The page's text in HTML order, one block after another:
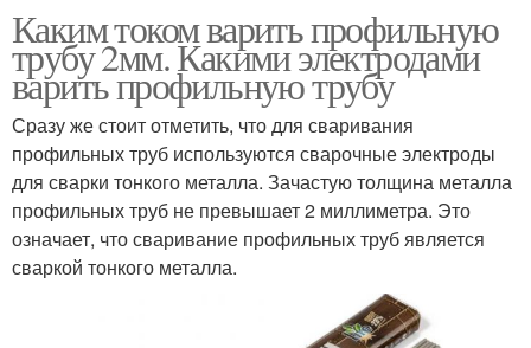
Каким током варить профильную
трубу 2мм. Какими электродами
варить профильную трубу
Сразу же стоит отметить, что для сваривания
профильных труб используются сварочные электроды
для сварки тонкого металла. Зачастую толщина металла
профильных труб не превышает 2 миллиметра. Это
означает, что сваривание профильных труб является
сваркой тонкого металла.